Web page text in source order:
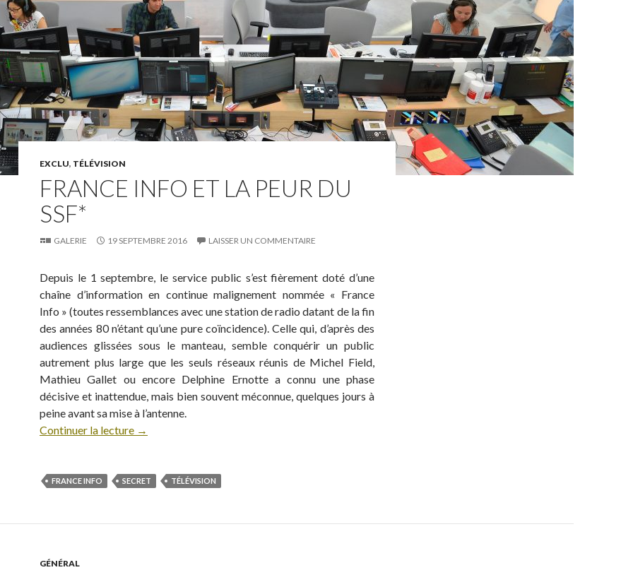
EXCLU, TÉLÉVISION
FRANCE INFO ET LA PEUR DU
SSF*
GALERIE 19 SEPTEMBRE 2016 LAISSER UN COMMENTAIRE
Depuis le 1 septembre, le service public s’est fièrement doté d’une
chaîne d’information en continue malignement nommée « France
Info » (toutes ressemblances avec une station de radio datant de la fin
des années 80 n’étant qu’une pure coïncidence). Celle qui, d’après des
audiences glissées sous le manteau, semble conquérir un public
autrement plus large que les seuls réseaux réunis de Michel Field,
Mathieu Gallet ou encore Delphine Ernotte a connu une phase
décisive et inattendue, mais bien souvent méconnue, quelques jours à
peine avant sa mise à l’antenne.
Continuer la lecture →
FRANCE INFO SECRET TÉLÉVISION
GÉNÉRAL